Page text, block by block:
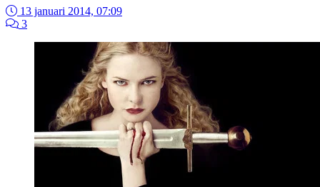
13 januari 2014, 07:09
3